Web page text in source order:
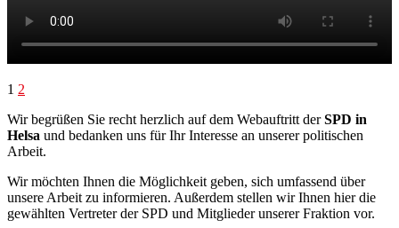
Beitragsnavigation
1 2
Wir begrüßen Sie recht herzlich auf dem Webauftritt derSPD in
Helsa und bedanken uns für Ihr Interesse an unserer politischen
Arbeit.
Wir möchten Ihnen die Möglichkeit geben, sich umfassend über
unsere Arbeit zu informieren. Außerdem stellen wir Ihnen hier die
gewählten Vertreter der SPD und Mitglieder unserer Fraktion vor.